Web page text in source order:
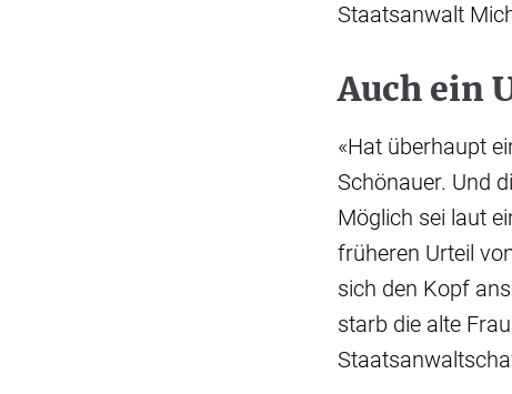
Staatsanwalt
Auch ein
«Hat überhaupt
Schönauer. Und
Möglich sei laut
früheren Urteil
sich den Kopf
starb die alte